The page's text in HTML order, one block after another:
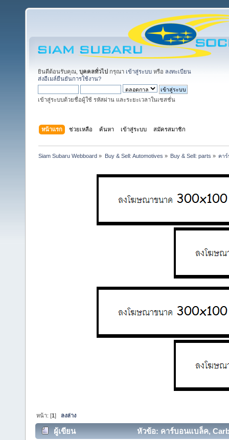
ยินดีต้อนรับคุณ, บุคคลทั่วไป กรุณา เข้าสู่ระบบ หรือ ลงทะเบียน
ส่งอีเมล์ยืนยันการใช้งาน?
เข้าสู่ระบบด้วยชื่อผู้ใช้ รหัสผ่าน และระยะเวลาในเซสชั่น
หน้าแรก ช่วยเหลือ ค้นหา เข้าสู่ระบบ สมัครสมาชิก
Siam Subaru Webboard » Buy & Sell: Automotives » Buy & Sell: parts » คา
หน้า: [1] ลงล่าง
ผู้เขียน
หัวข้อ: คาร์บอนแบล็ค,